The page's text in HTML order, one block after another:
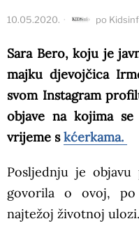
10.05.2020. po
Sara Bero, koju je
majku djevojčica
svom Instagram
objave na kojima
vrijeme skćerkama.
Posljednju je
govorila o ovoj,
najtežoj životnoj ulozi.